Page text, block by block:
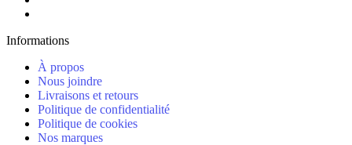
Informations
À propos
Nous joindre
Livraisons et retours
Politique de confidentialité
Politique de cookies
Nos marques